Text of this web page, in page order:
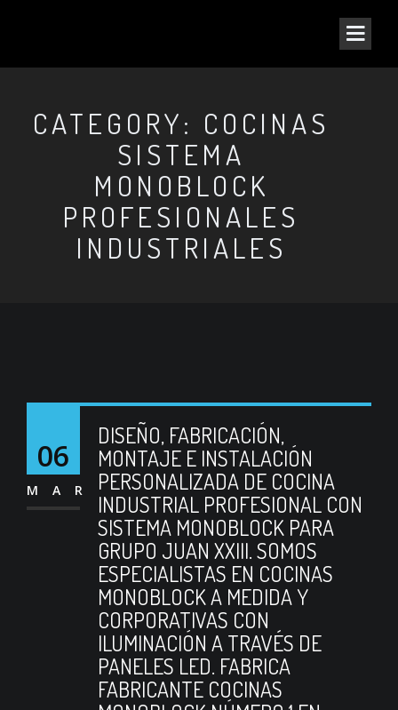
CATEGORY: COCINAS
SISTEMA
MONOBLOCK
PROFESIONALES
INDUSTRIALES
06
MAR
DISEÑO, FABRICACIÓN,
MONTAJE E INSTALACIÓN
PERSONALIZADA DE COCINA
INDUSTRIAL PROFESIONAL CON
SISTEMA MONOBLOCK PARA
GRUPO JUAN XXIII. SOMOS
ESPECIALISTAS EN COCINAS
MONOBLOCK A MEDIDA Y
CORPORATIVAS CON
ILUMINACIÓN A TRAVÉS DE
PANELES LED. FABRICA
FABRICANTE COCINAS